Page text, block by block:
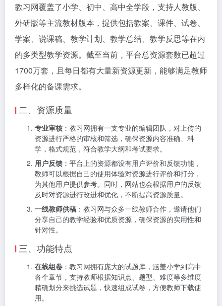
教习网覆盖了小学、初中、高中全学段，支持人教版、
外研版等主流教材版本，提供包括教案、课件、试卷、
学案、说课稿、教学计划、教学总结、教学反思等在内
的多类型教学资源。截至当前，平台总资源套数已超过
1700万套，且每日都有大量新资源更新，能够满足教师
多样化的备课需求。
二、资源质量
专业审核 ：教习网拥有一支专业的编辑团队，对上传的
资源进行严格的审核和筛选，确保资源内容准确、科
学，格式规范，符合教学大纲和考试要求。
用户反馈 ：平台上的资源都设有用户评价和反馈功能，
教师可以根据自己的使用体验对资源进行评价和打分，
为其他用户提供参考。同时，网站也会根据用户的反馈
及时对资源进行改进和优化，不断提高资源质量。
一线教师供稿 ：教习网与众多一线教师合作，邀请他们
分享自己的教学经验和优质资源，确保资源的实用性和
针对性。
三、功能特点
在线组卷 ：教习网拥有庞大的试题库，涵盖小学到高中
各个章节，支持教师根据知识点、题型、难度等多维度
精确划分来挑选试题，快速组成试卷，方便教师下载使
用。